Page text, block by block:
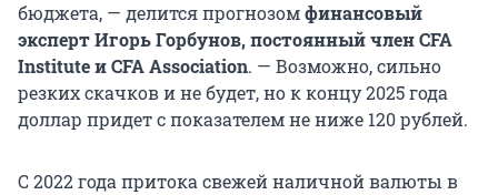
бюджета, — делится прогнозомфинансовый
эксперт Игорь Горбунов, постоянный член CFA
Institute и CFA Association. — Возможно, сильно
резких скачков и не будет, но к концу 2025 года
доллар придет с показателем не ниже 120 рублей.
С 2022 года притока свежей наличной валюты в